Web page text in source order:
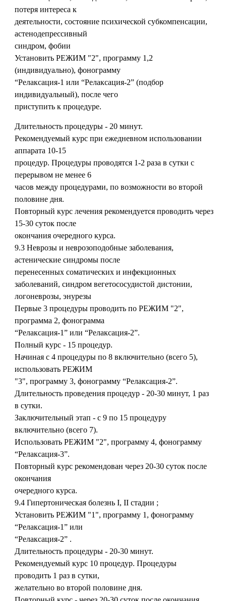
потеря интереса к
деятельности, состояние психической субкомпенсации,
астенодепрессивный
синдром, фобии
Установить РЕЖИМ "2", программу 1,2
(индивидуально), фонограмму
“Релаксация-1 или “Релаксация-2” (подбор
индивидуальный), после чего
приступить к процедуре.
Длительность процедуры - 20 минут.
Рекомендуемый курс при ежедневном использовании
аппарата 10-15
процедур. Процедуры проводятся 1-2 раза в сутки с
перерывом не менее 6
часов между процедурами, по возможности во второй
половине дня.
Повторный курс лечения рекомендуется проводить через
15-30 суток после
окончания очередного курса.
9.3 Неврозы и неврозоподобные заболевания,
астенические синдромы после
перенесенных соматических и инфекционных
заболеваний, синдром вегетососудистой дистонии,
логоневрозы, энурезы
Первые 3 процедуры проводить по РЕЖИМ "2",
программа 2, фонограмма
“Релаксация-1” или “Релаксация-2”.
Полный курс - 15 процедур.
Начиная с 4 процедуры по 8 включительно (всего 5),
использовать РЕЖИМ
"3", программу 3, фонограмму “Релаксация-2”.
Длительность проведения процедур - 20-30 минут, 1 раз
в сутки.
Заключительный этап - с 9 по 15 процедуру
включительно (всего 7).
Использовать РЕЖИМ "2", программу 4, фонограмму
“Релаксация-3”.
Повторный курс рекомендован через 20-30 суток после
окончания
очередного курса.
9.4 Гипертоническая болезнь I, II стадии ;
Установить РЕЖИМ "1", программу 1, фонограмму
“Релаксация-1” или
“Релаксация-2” .
Длительность процедуры - 20-30 минут.
Рекомендуемый курс 10 процедур. Процедуры
проводить 1 раз в сутки,
желательно во второй половине дня.